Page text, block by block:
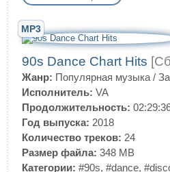
MP3
90s Dance Chart Hits
Жанр: Популярная музыка /
Исполнитель: VA
Продолжительность:
Год выпуска: 2018
Количество треков: 24
Размер файла: 348 MB
Категории: #90s, #dance,